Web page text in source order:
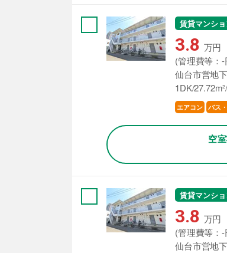
賃貸マンシ
3.8 万円
(管理費等：-
仙台市営地
1DK/
エアコン バス
空
賃貸マンシ
3.8 万円
(管理費等：-
仙台市営地